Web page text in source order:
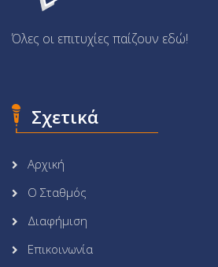
Όλες οι επιτυχίες παίζουν εδώ!
Σχετικά
Αρχική
Ο Σταθμός
Διαφήμιση
Επικοινωνία